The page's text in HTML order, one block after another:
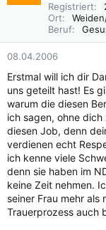
Registriert
Ort
Beruf
08.04.2006
Erstmal will ich dir
uns geteilt hast! Es
warum die diesen
ich sagen, ohne
diesen Job, denn
verdienen echt
ich kenne viele
denn sie haben im
keine Zeit nehmen.
seiner Frau mehr
Trauerprozess auch